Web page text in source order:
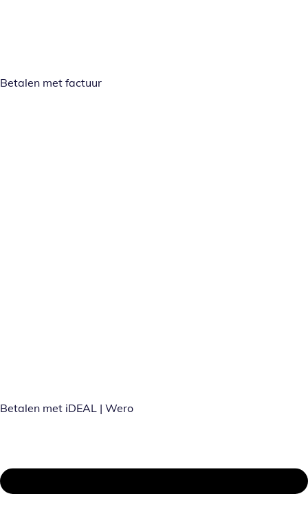
Betalen met factuur
Betalen met iDEAL | Wero